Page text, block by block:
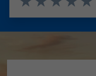
Valuta
Valuta 3
Valuta 2 stelle
Valuta 1 stelle su 5